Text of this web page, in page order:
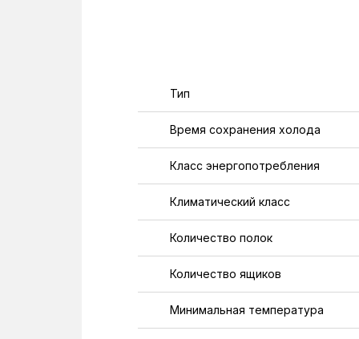
Тип
Время сохранения холода
Класс энергопотребления
Климатический класс
Количество полок
Количество ящиков
Минимальная температура